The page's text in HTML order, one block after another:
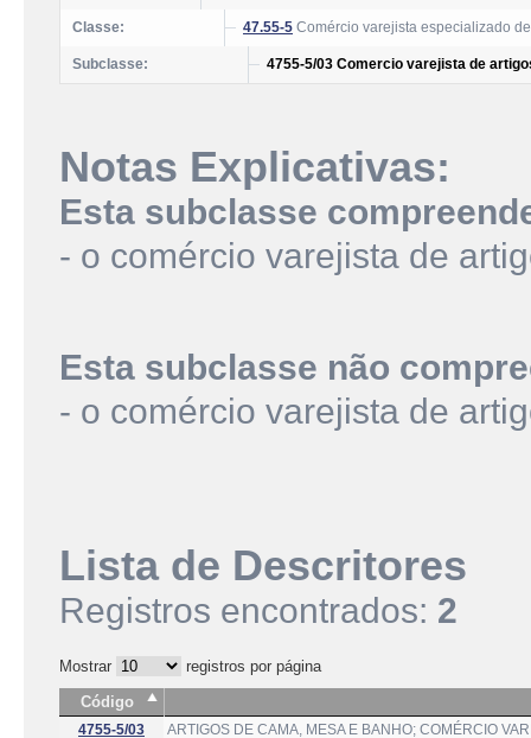
Classe: 47.55-5 Comércio varejista especializado
Subclasse: 4755-5/03 Comercio varejista de
Notas Explicativas:
Esta subclasse
- o comércio varejista de
Esta subclasse não
- o comércio varejista de
Lista de Descritores
Registros encontrados: 2
Mostrar
registros por página
Código
4755-5/03 ARTIGOS DE CAMA, MESA E BANHO; COMÉRCIO